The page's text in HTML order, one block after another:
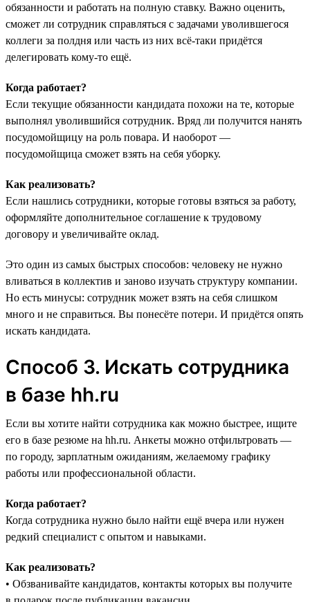
обязанности и работать на полную ставку. Важно оценить,
сможет ли сотрудник справляться с задачами уволившегося
коллеги за полдня или часть из них всё-таки придётся
делегировать кому-то ещё.
Когда работает?
Если текущие обязанности кандидата похожи на те, которые
выполнял уволившийся сотрудник. Вряд ли получится нанять
посудомойщицу на роль повара. И наоборот —
посудомойщица сможет взять на себя уборку.
Как реализовать?
Если нашлись сотрудники, которые готовы взяться за работу,
оформляйте дополнительное соглашение к трудовому
договору и увеличивайте оклад.
Это один из самых быстрых способов: человеку не нужно
вливаться в коллектив и заново изучать структуру компании.
Но есть минусы: сотрудник может взять на себя слишком
много и не справиться. Вы понесёте потери. И придётся опять
искать кандидата.
Способ 3. Искать сотрудника
в базе hh.ru
Если вы хотите найти сотрудника как можно быстрее, ищите
его в базе резюме на hh.ru‎. Анкеты можно отфильтровать —
по городу, зарплатным ожиданиям, желаемому графику
работы или профессиональной области.
Когда работает?
Когда сотрудника нужно было найти ещё вчера или нужен
редкий специалист с опытом и навыками.
Как реализовать?
• Обзванивайте кандидатов, контакты которых вы получите